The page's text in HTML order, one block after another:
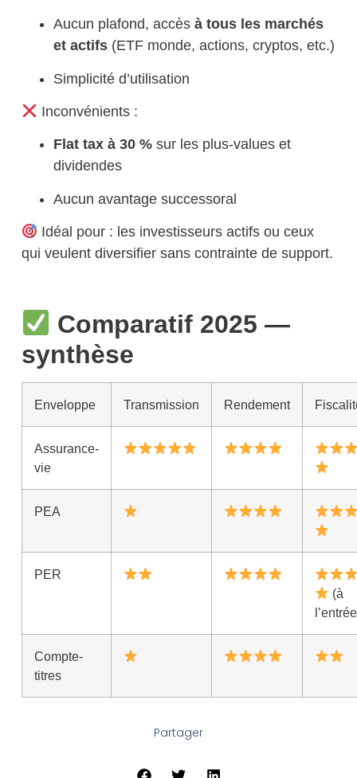
Aucun plafond, accès à tous les marchés
et actifs(ETF monde, actions, cryptos, etc.)
Simplicité d’utilisation
Inconvénients :
Flat tax à 30 %sur les plus-values et
dividendes
Aucun avantage successoral
Idéal pour : les investisseurs actifs ou ceux
qui veulent diversifier sans contrainte de support.
Comparatif 2025 —
synthèse
Enveloppe Transmission Rendement
Assurance-
vie
PEA
PER
(à
Compte-
titres
Partager